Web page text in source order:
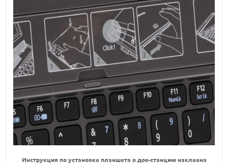
Инструкция по установке планшета в док-станцию наклеена